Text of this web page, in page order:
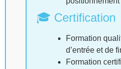
🎓 Certification
Formation
d’entrée et de
Formation